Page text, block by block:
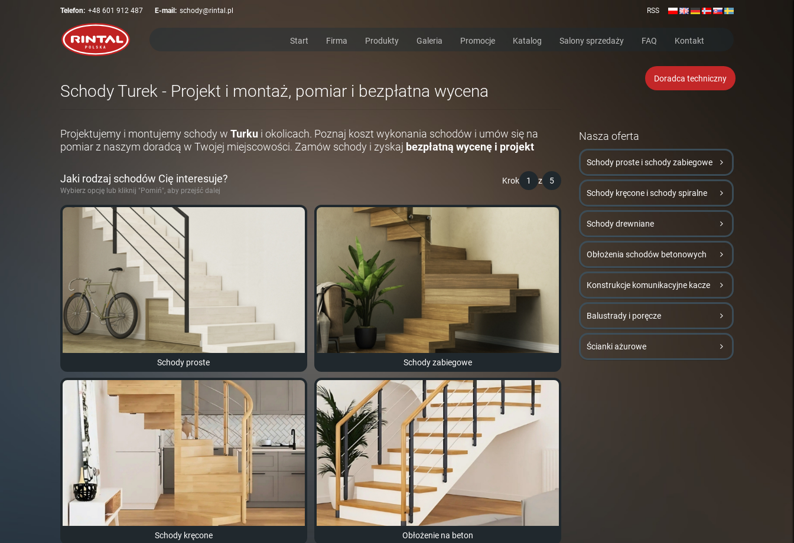
Telefon: +48 601 912 487 E-mail: schody@rintal.pl RSS
Start Firma Produkty Galeria Promocje Katalog Salony sprzedaży FAQ Kontakt
Doradca techniczny
Schody Turek - Projekt i montaż, pomiar i bezpłatna wycena
Projektujemy i montujemy schody w Turku i okolicach. Poznaj koszt wykonania schodów i umów się na
pomiar z naszym doradcą w Twojej miejscowości. Zamów schody i zyskaj bezpłatną wycenę i projekt
Krok 1 z 5
Jaki rodzaj schodów Cię interesuje?
Wybierz opcję lub kliknij "Pomiń", aby przejść dalej
Schody proste Schody zabiegowe
Schody kręcone Obłożenie na beton
Nasza oferta
Schody proste i schody zabiegowe
Schody kręcone i schody spiralne
Schody drewniane
Obłożenia schodów betonowych
Konstrukcje komunikacyjne kacze
Balustrady i poręcze
Ścianki ażurowe